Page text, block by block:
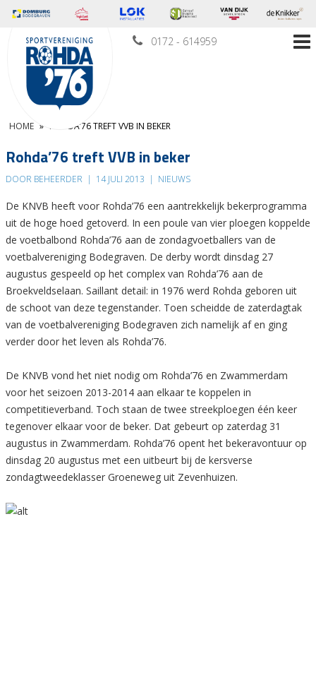
0172 - 614959
HOME » ROHDA’76 TREFT VVB IN BEKER
Rohda’76 treft VVB in beker
DOOR BEHEERDER | 14 JULI 2013 | NIEUWS
De KNVB heeft voor Rohda’76 een aantrekkelijk bekerprogramma
uit de hoge hoed getoverd. In een poule van vier ploegen koppelde
de voetbalbond Rohda’76 aan de zondagvoetballers van de
voetbalvereniging Bodegraven. De derby wordt dinsdag 27
augustus gespeeld op het complex van Rohda’76 aan de
Broekveldselaan. Saillant detail: in 1976 werd Rohda geboren uit
de schoot van deze tegenstander. Toen scheidde de zaterdagtak
van de voetbalvereniging Bodegraven zich namelijk af en ging
verder door het leven als Rohda’76.
De KNVB vond het niet nodig om Rohda’76 en Zwammerdam
voor het seizoen 2013-2014 aan elkaar te koppelen in
competitieverband. Toch staan de twee streekploegen één keer
tegenover elkaar voor de beker. Dat gebeurt op zaterdag 31
augustus in Zwammerdam. Rohda’76 opent het bekeravontuur op
dinsdag 20 augustus met een uitbeurt bij de kersverse
zondagtweedeklasser Groeneweg uit Zevenhuizen.